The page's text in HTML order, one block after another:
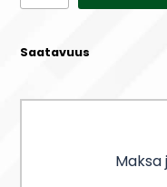
Saatavuus
Maksa